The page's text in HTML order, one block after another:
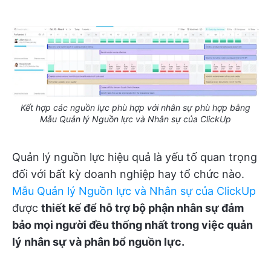
Kết hợp các nguồn lực phù hợp với nhân sự phù hợp bằng
Mẫu Quản lý Nguồn lực và Nhân sự của ClickUp
Quản lý nguồn lực hiệu quả là yếu tố quan trọng
đối với bất kỳ doanh nghiệp hay tổ chức nào.
Mẫu Quản lý Nguồn lực và Nhân sự của ClickUp
được thiết kế để hỗ trợ bộ phận nhân sự đảm
bảo mọi người đều thống nhất trong việc quản
lý nhân sự và phân bổ nguồn lực.